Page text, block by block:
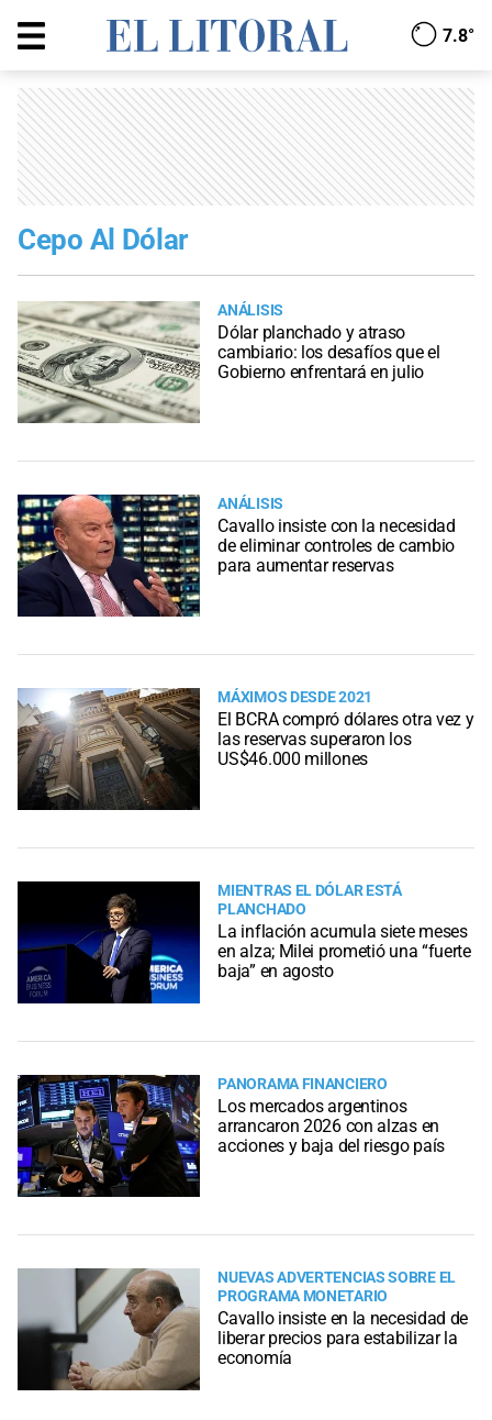
7.8°
Cepo Al Dólar
ANÁLISIS
Dólar planchado y atraso
cambiario: los desafíos que el
Gobierno enfrentará en julio
ANÁLISIS
Cavallo insiste con la necesidad
de eliminar controles de cambio
para aumentar reservas
MÁXIMOS DESDE 2021
El BCRA compró dólares otra vez y
las reservas superaron los
US$46.000 millones
MIENTRAS EL DÓLAR ESTÁ
PLANCHADO
La inflación acumula siete meses
en alza; Milei prometió una “fuerte
baja” en agosto
PANORAMA FINANCIERO
Los mercados argentinos
arrancaron 2026 con alzas en
acciones y baja del riesgo país
NUEVAS ADVERTENCIAS SOBRE EL
PROGRAMA MONETARIO
Cavallo insiste en la necesidad de
liberar precios para estabilizar la
economía